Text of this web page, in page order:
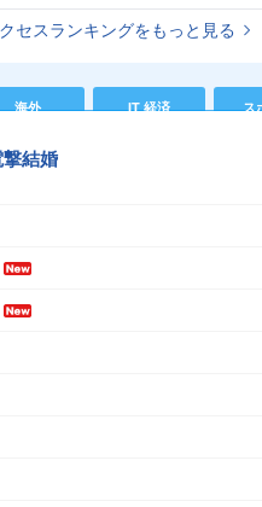
セスランキングをもっと見る
海外 IT 経済 ス
結婚